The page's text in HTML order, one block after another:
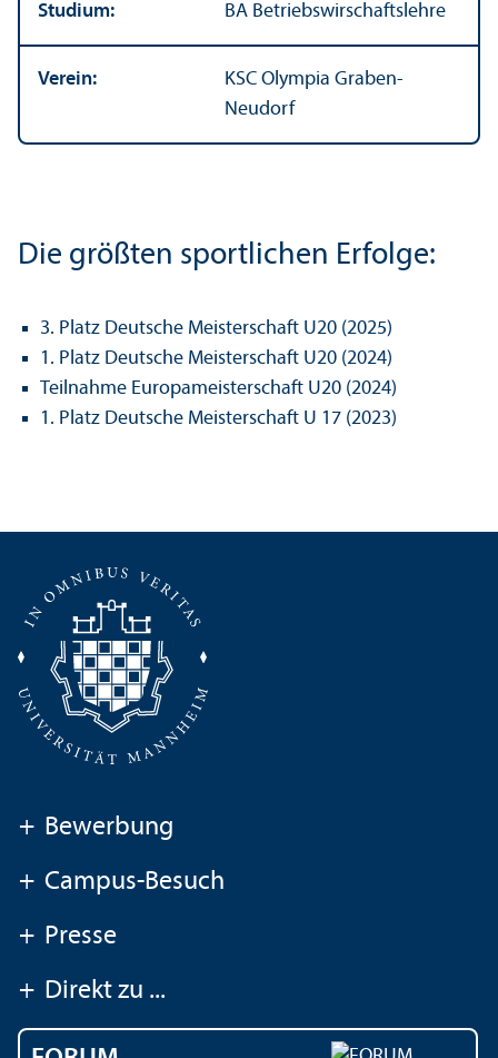
Studium: BA Betriebs­wirschafts­lehre
Verein:
KSC Olympia Graben-
Neudorf
Die größten sportlichen Erfolge:
3. Platz Deutsche Meisterschaft U20 (2025)
1. Platz Deutsche Meisterschaft U20 (2024)
Teilnahme Europameisterschaft U20 (2024)
1. Platz Deutsche Meisterschaft U 17 (2023)
+ Bewerbung
+ Campus-Besuch
+ Presse
+ Direkt zu ...